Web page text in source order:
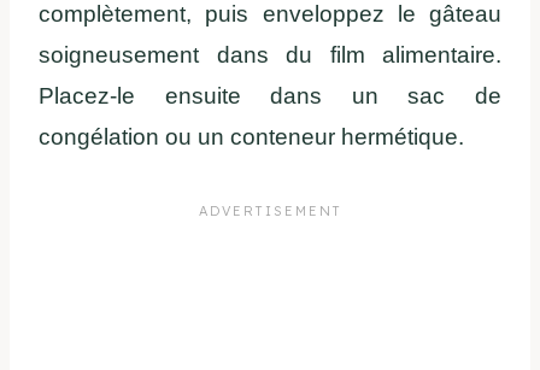
complètement, puis enveloppez le gâteau
soigneusement dans du film alimentaire.
Placez-le ensuite dans un sac de
congélation ou un conteneur hermétique.